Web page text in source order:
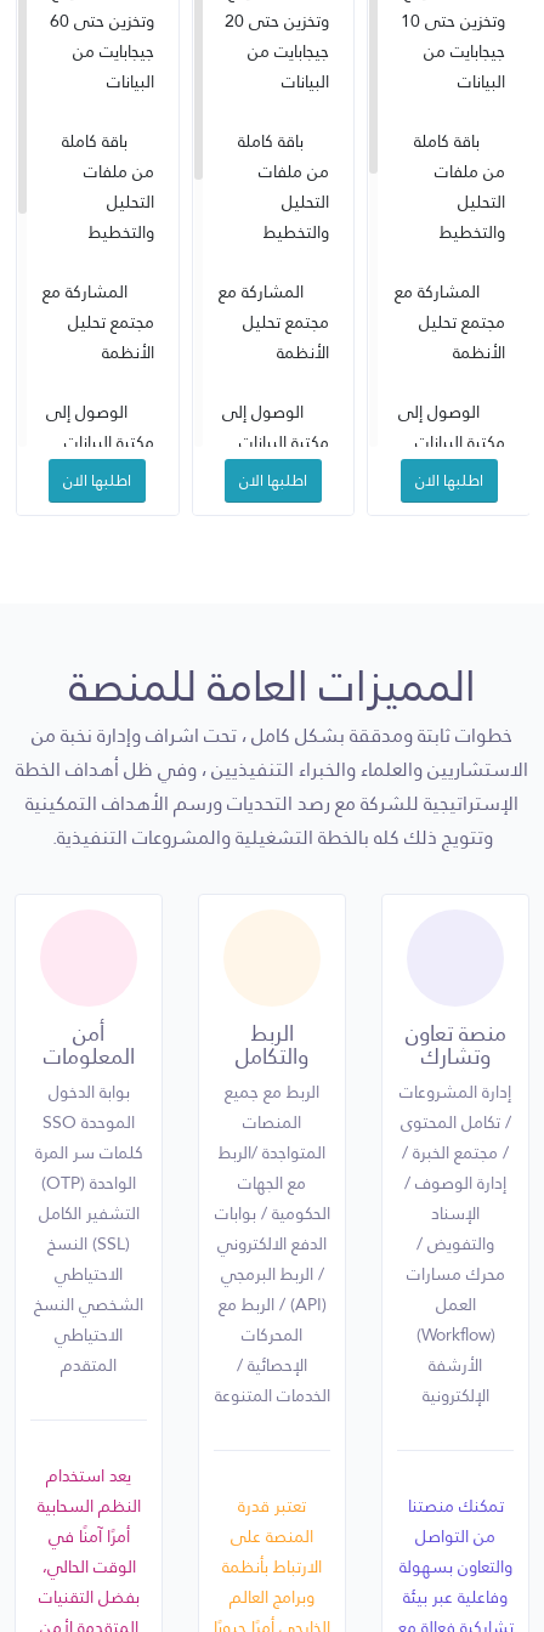
وتخزين حتى 10
جيجابايت من
البيانات
باقة كاملة
من ملفات
التحليل
والتخطيط
المشاركة مع
مجتمع تحليل
الأنظمة
الوصول إلى
مكتبة البيانات
العامة ومصادر
تحليل النظم
استشارين لإدارة
تحليل الأعمال
والنظام
ومطلوب
اطلبها الان
وتخزين حتى 20
جيجابايت من
البيانات
باقة كاملة
من ملفات
التحليل
والتخطيط
المشاركة مع
مجتمع تحليل
الأنظمة
الوصول إلى
مكتبة البيانات
العامة ومصادر
تحليل النظم
حتى 6
لتحليل الأعمال
والنظام
الدعم الفني
اطلبها الان
وتخزين حتى 60
جيجابايت من
البيانات
باقة كاملة
من ملفات
التحليل
والتخطيط
المشاركة مع
مجتمع تحليل
الأنظمة
الوصول إلى
مكتبة البيانات
العامة ومصادر
تحليل النظم
جميع
يقومون بالعمل
بالنيابة عنك
الدعم الفني
اطلبها الان
المميزات العامة للمنصة
خطوات ثابتة ومدققة بشكل كامل ، تحت اشراف وإدارة نخبة من
الاستشاريين والعلماء والخبراء التنفيذيين ، وفي ظل أهداف الخطة
الإستراتيجية للشركة مع رصد التحديات ورسم الأهداف التمكينية
وتتويج ذلك كله بالخطة التشغيلية والمشروعات التنفيذية.
منصة تعاون
وتشارك
إدارة المشروعات
/ تكامل المحتوى
/ مجتمع الخبرة /
إدارة الوصوف /
الإسناد
والتفويض /
محرك مسارات
العمل
(Workflow)
الأرشفة
الإلكترونية
تمكنك منصتنا
من التواصل
والتعاون بسهولة
وفاعلية عبر بيئة
الربط
والتكامل
الربط مع جميع
المنصات
المتواجدة /الربط
مع الجهات
الحكومية / بوابات
الدفع الالكتروني
/ الربط البرمجي
(API) / الربط مع
المحركات
الإحصائية /
الخدمات المتنوعة
تعتبر قدرة
المنصة على
الارتباط بأنظمة
وبرامج العالم
أمن
المعلومات
بوابة الدخول
الموحدة SSO
كلمات سر المرة
الواحدة (OTP)
التشفير الكامل
(SSL) النسخ
الاحتياطي
الشخصي النسخ
الاحتياطي
المتقدم
يعد استخدام
النظم السحابية
أمرًا آمنًا في
الوقت الحالي،
بفضل التقنيات